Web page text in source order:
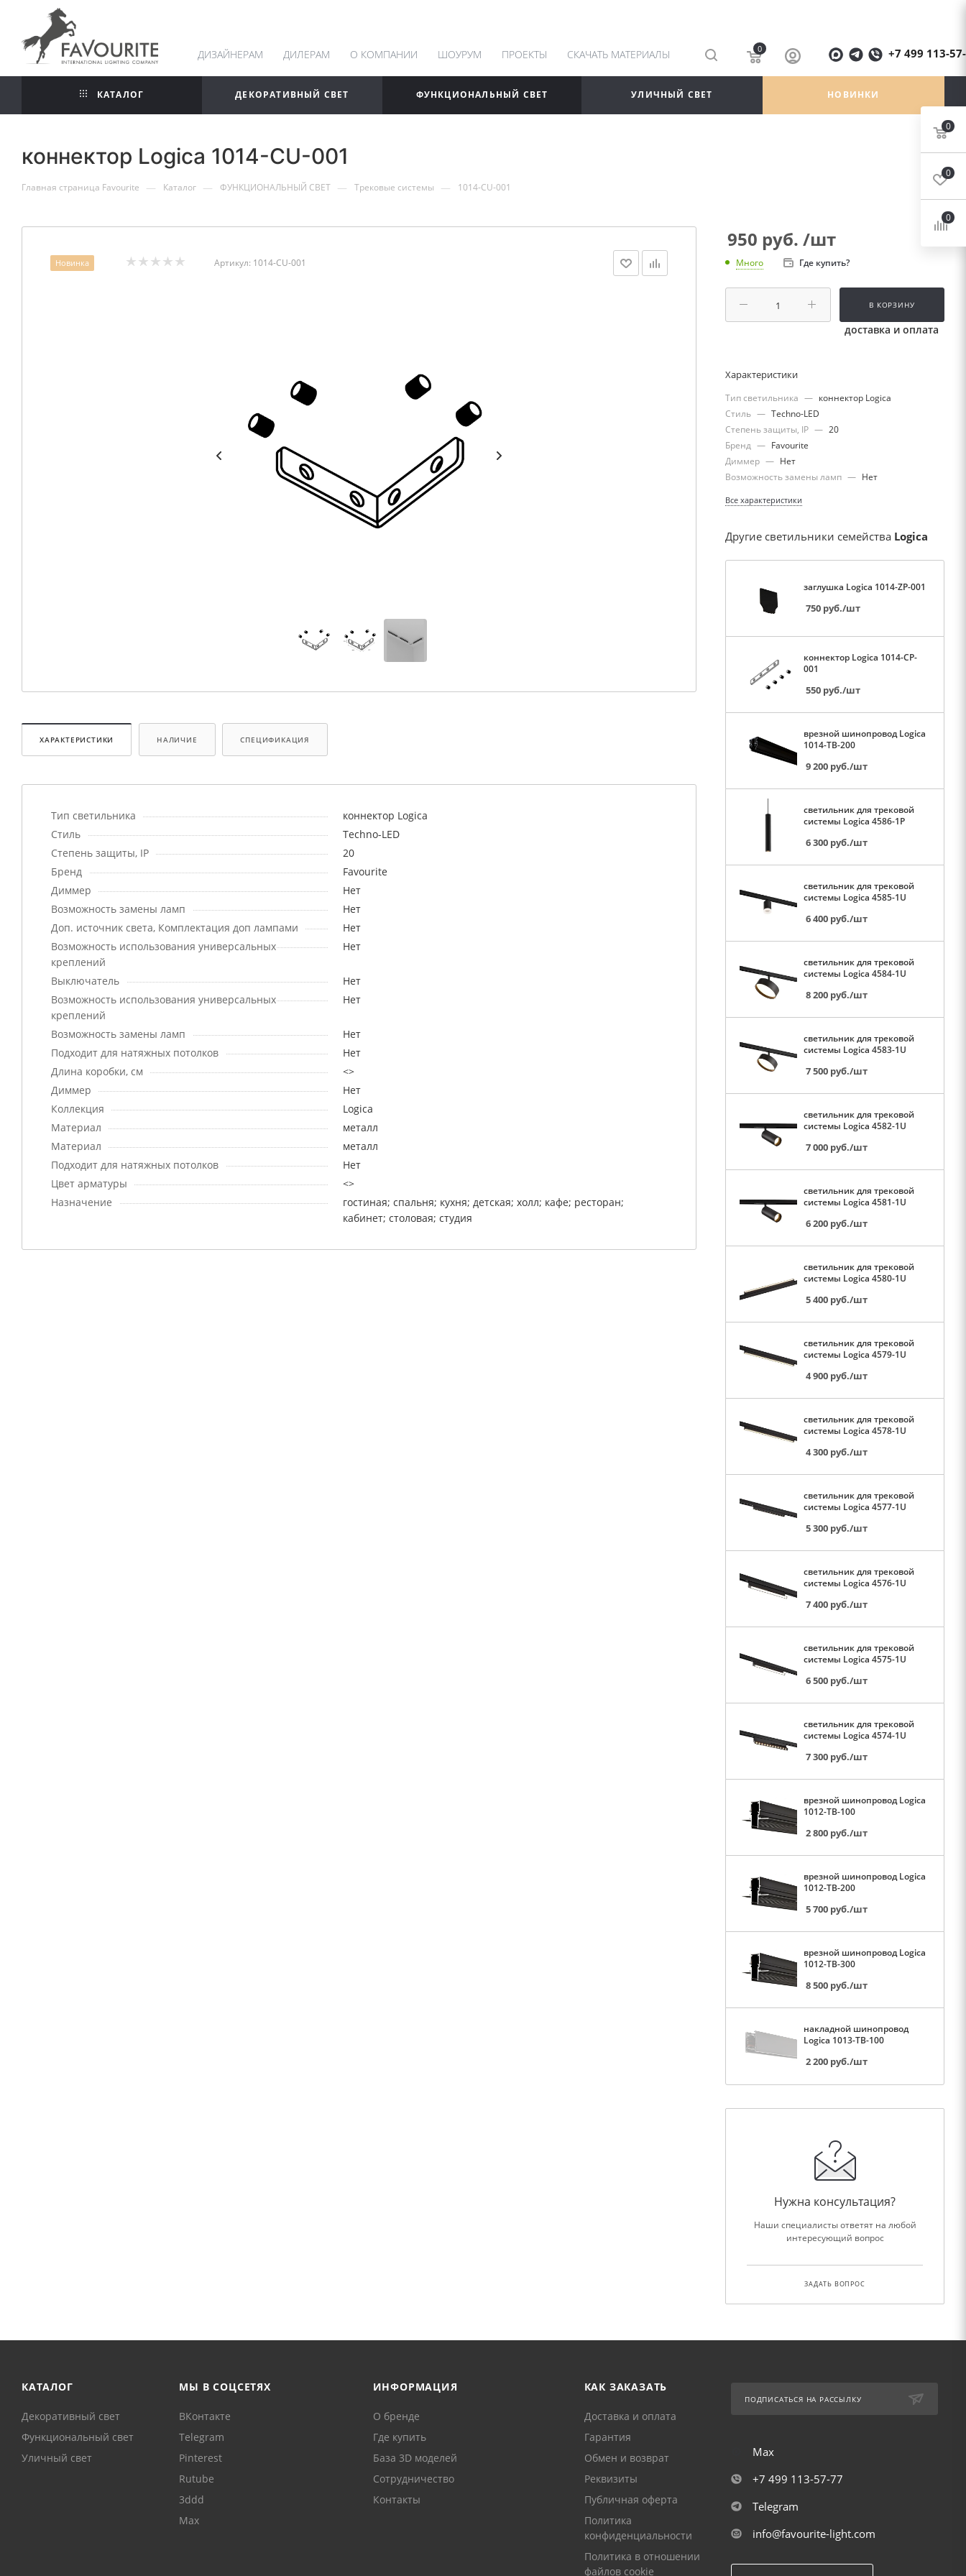
ДИЗАЙНЕРАМ ДИЛЕРАМ О КОМПАНИИ ШОУРУМ ПРОЕКТЫ СКАЧАТЬ МАТЕРИАЛЫ 0 +7 499 113-
КАТАЛОГ ДЕКОРАТИВНЫЙ СВЕТ ФУНКЦИОНАЛЬНЫЙ СВЕТ УЛИЧНЫЙ СВЕТ НОВИНКИ
коннектор Logica 1014-CU-001
Главная страница Favourite — Каталог — ФУНКЦИОНАЛЬНЫЙ СВЕТ — Трековые системы — 1014-CU-001
Новинка Артикул: 1014-CU-001
ХАРАКТЕРИСТИКИ НАЛИЧИЕ СПЕЦИФИКАЦИЯ
Тип светильника
коннектор Logica
Стиль
Techno-LED
Степень защиты, IP
20
Бренд
Favourite
Диммер
Нет
Возможность замены ламп
Нет
Доп. источник света, Комплектация доп лампами
Нет
Возможность использования универсальных
креплений
Нет
Выключатель
Нет
Возможность использования универсальных
креплений
Нет
Возможность замены ламп
Нет
Подходит для натяжных потолков
Нет
Длина коробки, см
<>
Диммер
Нет
Коллекция
Logica
Материал
металл
Материал
металл
Подходит для натяжных потолков
Нет
Цвет арматуры
<>
Назначение
гостиная; спальня; кухня; детская; холл; кафе; ресторан;
кабинет; столовая; студия
950 руб. /шт
Много Где купить?
В КОРЗИНУ
доставка и оплата
Характеристики
Тип светильника — коннектор Logica
Стиль — Techno-LED
Степень защиты, IP — 20
Бренд — Favourite
Диммер — Нет
Возможность замены ламп — Нет
Все характеристики
Другие светильники семейства Logica
заглушка Logica 1014-ZP-001
750 руб./шт
коннектор Logica 1014-CP-
001
550 руб./шт
врезной шинопровод Logica
1014-TB-200
9 200 руб./шт
светильник для трековой
системы Logica 4586-1P
6 300 руб./шт
светильник для трековой
системы Logica 4585-1U
6 400 руб./шт
светильник для трековой
системы Logica 4584-1U
8 200 руб./шт
светильник для трековой
системы Logica 4583-1U
7 500 руб./шт
светильник для трековой
системы Logica 4582-1U
7 000 руб./шт
светильник для трековой
системы Logica 4581-1U
6 200 руб./шт
светильник для трековой
системы Logica 4580-1U
5 400 руб./шт
светильник для трековой
системы Logica 4579-1U
4 900 руб./шт
светильник для трековой
системы Logica 4578-1U
4 300 руб./шт
светильник для трековой
системы Logica 4577-1U
5 300 руб./шт
светильник для трековой
системы Logica 4576-1U
7 400 руб./шт
светильник для трековой
системы Logica 4575-1U
6 500 руб./шт
светильник для трековой
системы Logica 4574-1U
7 300 руб./шт
врезной шинопровод Logica
1012-TB-100
2 800 руб./шт
врезной шинопровод Logica
1012-TB-200
5 700 руб./шт
врезной шинопровод Logica
1012-TB-300
8 500 руб./шт
накладной шинопровод
Logica 1013-TB-100
2 200 руб./шт
Нужна консультация?
Наши специалисты ответят на любой
интересующий вопрос
ЗАДАТЬ ВОПРОС
КАТАЛОГ
Декоративный свет
Функциональный свет
Уличный свет
МЫ В СОЦСЕТЯХ
ВКонтакте
Telegram
Pinterest
Rutube
3ddd
Max
ИНФОРМАЦИЯ
О бренде
Где купить
База 3D моделей
Сотрудничество
Контакты
КАК ЗАКАЗАТЬ
Доставка и оплата
Гарантия
Обмен и возврат
Реквизиты
Публичная оферта
Политика
конфиденциальности
Политика в отношении
файлов cookie
ПОДПИСАТЬСЯ НА РАССЫЛКУ
Max
+7 499 113-57-77
Telegram
info@favourite-light.com
0
0
0